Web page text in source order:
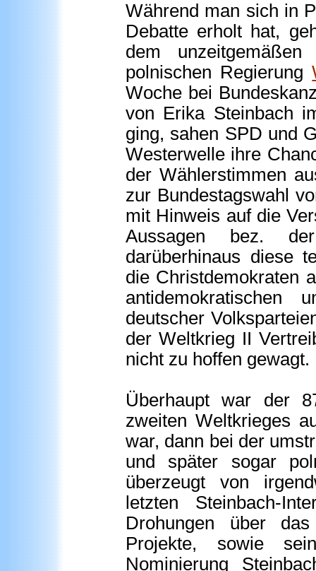
Während man sich in
Debatte erholt hat,
dem
polnischen Regierung
Woche bei
von Erika Steinbach
ging, sahen SPD und
Westerwelle ihre
der Wählerstimmen
zur Bundestagswahl
mit Hinweis auf die
Aussagen bez.
darüberhinaus diese
die Christdemokraten
antidemokratischen
deutscher
der Weltkrieg II
nicht zu hoffen gewagt.
Überhaupt war der
zweiten Weltkrieges
war, dann bei der
und später sogar
überzeugt von
letzten Steinbach-
Drohungen über
Projekte, sowie
Nominierung